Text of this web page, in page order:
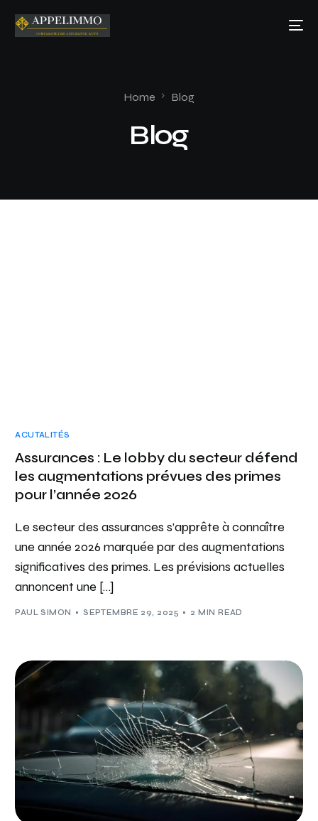
Home Blog
Blog
ACUTALITÉS
Assurances : Le lobby du secteur défend
les augmentations prévues des primes
pour l’année 2026
Le secteur des assurances s’apprête à connaître
une année 2026 marquée par des augmentations
significatives des primes. Les prévisions actuelles
annoncent une […]
PAUL SIMON SEPTEMBRE 29, 2025 2 MIN READ